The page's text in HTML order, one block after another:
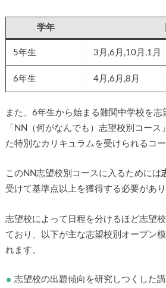
学年
5年生 3月,6月,10月,1月
6年生 4月,6月,8月
また、6年生から始まる難関中学校を
「NN（何がなんでも）志望校別コース
た特別なカリキュラムを受けられるコ
このNN志望校別コースに入るためには
受けて基準点以上を獲得する必要があり
志望校によって日程を分けるほど志望
ており、以下が主な志望校別オープン
れます。
志望校の出題傾向を研究しつくした